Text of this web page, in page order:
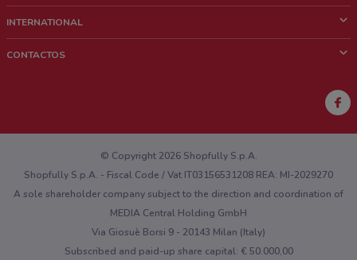
¿Quiénes Somos?
Trabaja con nosotros
Contacto comercial
INTERNATIONAL
CONTACTOS
¿Encontraste un problema en la web o en la aplicación?
© Copyright 2026 Shopfully S.p.A.
Shopfully S.p.A. - Fiscal Code / Vat IT03156531208 REA: MI-2029270
A sole shareholder company subject to the direction and coordination of
MEDIA Central Holding GmbH
Via Giosuè Borsi 9 - 20143 Milan (Italy)
Subscribed and paid-up share capital: € 50.000,00